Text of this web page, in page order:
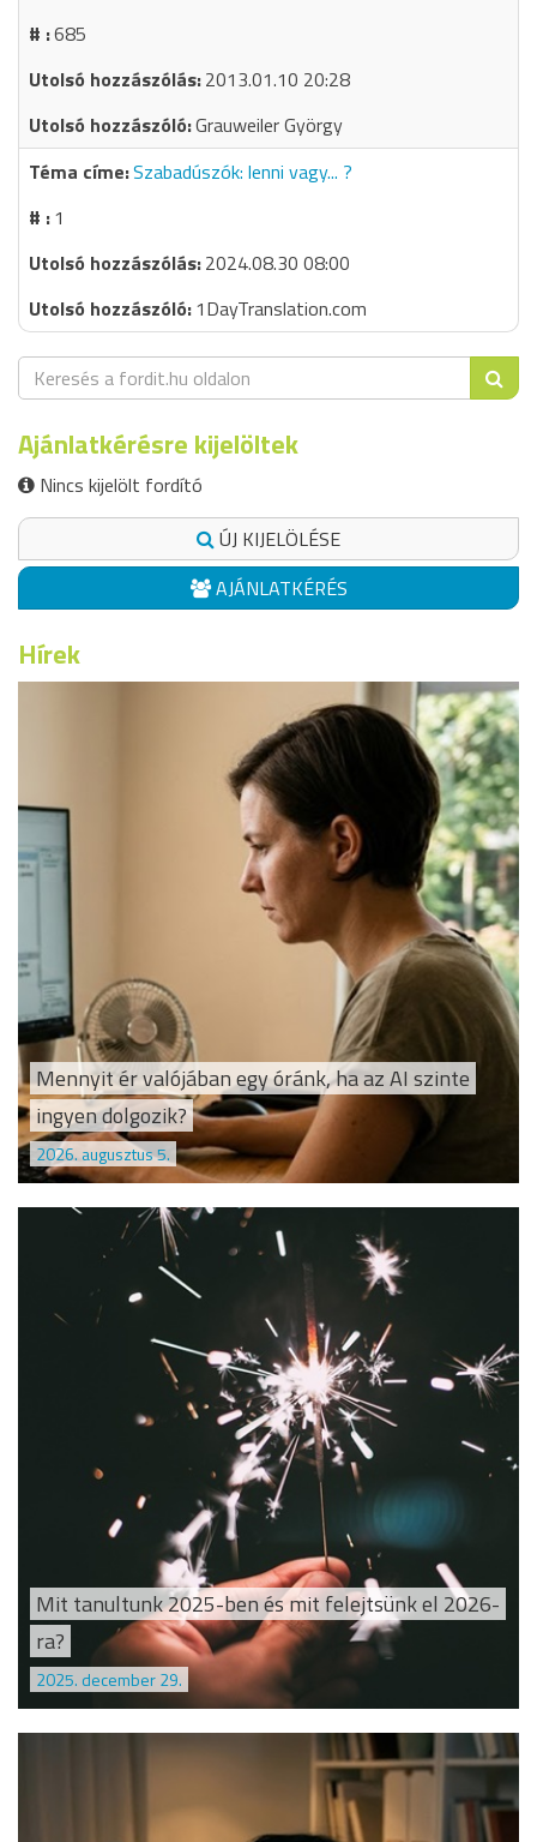
685
2013.01.10 20:28
Grauweiler György
Szabadúszók: lenni vagy... ?
1
2024.08.30 08:00
1DayTranslation.com
Ajánlatkérésre kijelöltek
Nincs kijelölt fordító
ÚJ KIJELÖLÉSE
AJÁNLATKÉRÉS
Hírek
Mennyit ér valójában egy óránk, ha az AI szinte
ingyen dolgozik?
2026. augusztus 5.
Mit tanultunk 2025-ben és mit felejtsünk el 2026-
ra?
2025. december 29.